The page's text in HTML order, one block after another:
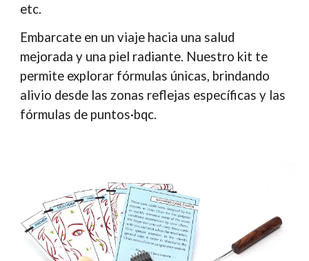
etc.
Embarcate en un viaje hacia una salud
mejorada y una piel radiante. Nuestro kit te
permite explorar fórmulas únicas, brindando
alivio desde las zonas reflejas específicas y las
fórmulas de puntos·bqc.